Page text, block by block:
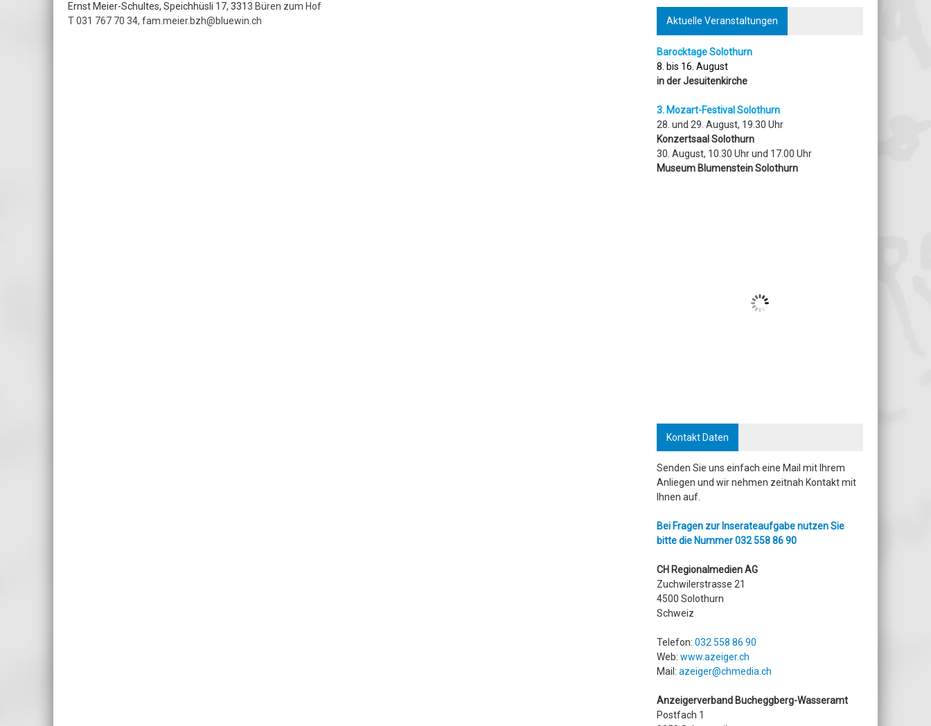
Ernst Meier-Schultes, Speichhüsli 17, 3313 Büren zum Hof
T 031 767 70 34, fam.meier.bzh@bluewin.ch Aktuelle Veranstaltungen
Barocktage Solothurn
8. bis 16. August
in der Jesuitenkirche
3. Mozart-Festival Solothurn
28. und 29. August, 19.30 Uhr
Konzertsaal Solothurn
30. August, 10.30 Uhr und 17.00 Uhr
Museum Blumenstein Solothurn
Kontakt Daten
Senden Sie uns einfach eine Mail mit Ihrem
Anliegen und wir nehmen zeitnah Kontakt mit
Ihnen auf.
Bei Fragen zur Inserateaufgabe nutzen Sie
bitte die Nummer 032 558 86 90
CH Regionalmedien AG
Zuchwilerstrasse 21
4500 Solothurn
Schweiz
Telefon: 032 558 86 90
Web: www.azeiger.ch
Mail: azeiger@chmedia.ch
Anzeigerverband Bucheggberg-Wasseramt
Postfach 1